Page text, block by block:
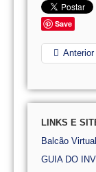
Save
Anterior
LINKS E
Balcão Virtual
GUIA DO